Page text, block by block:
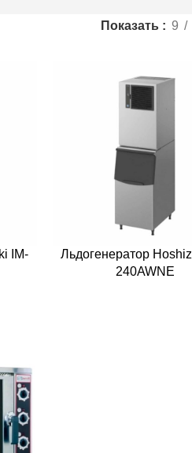
Показать 9
IM-
Льдогенератор
240AWNE